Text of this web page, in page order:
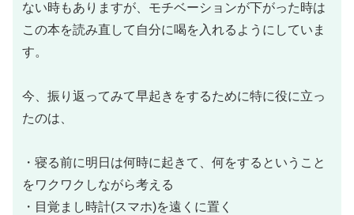
ない時もありますが、モチベーションが下がった時は
この本を読み直して自分に喝を入れるようにしていま
す。
今、振り返ってみて早起きをするために特に役に立っ
たのは、
・寝る前に明日は何時に起きて、何をするということ
をワクワクしながら考える
・目覚まし時計(スマホ)を遠くに置く